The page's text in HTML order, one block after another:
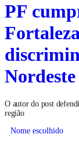
PF
Nordeste
O autor do post
região
Nome escolhido